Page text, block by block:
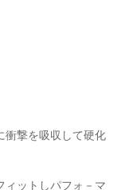
衝撃を吸収して硬化
ィットしパフォ－マ